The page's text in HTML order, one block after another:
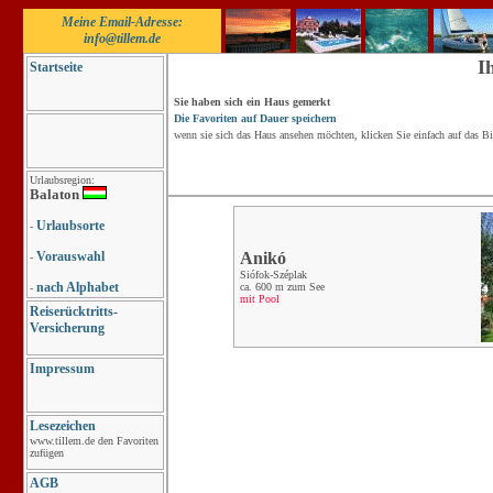
Meine Email-Adresse:
info@tillem.de
Startseite
Urlaubsregion:
Balaton
- Urlaubsorte
- Vorauswahl
-nach Alphabet
Reiserücktritts-
Versicherung
Impressum
Lesezeichen
www.tillem.de den Favoriten
zufügen
AGB
Sie haben sich ein Haus gemerkt
Die Favoriten auf Dauer speichern
wenn sie sich das Haus ansehen möchten, klicken Sie einfach auf das
Anikó
Siófok-Széplak
ca. 600 m zum See
mit Pool